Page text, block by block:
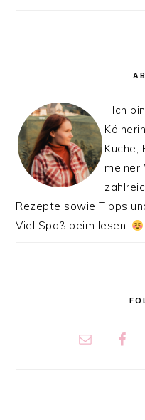
Ich
Küche,
meiner
Rezepte sowie Tipps
Viel Spaß beim lesen!